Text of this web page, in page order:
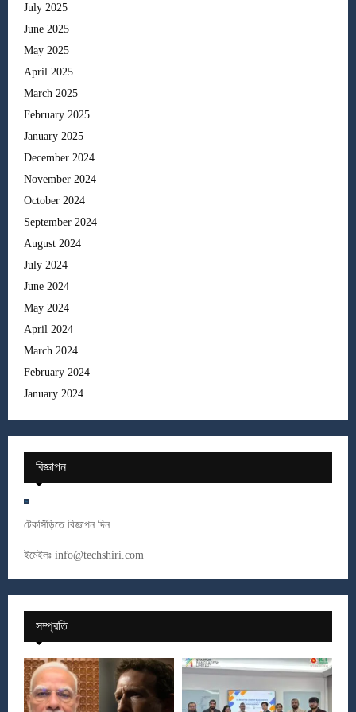
July 2025
June 2025
May 2025
April 2025
March 2025
February 2025
January 2025
December 2024
November 2024
October 2024
September 2024
August 2024
July 2024
June 2024
May 2024
April 2024
March 2024
February 2024
January 2024
বিজ্ঞাপন
টেকসিঁড়িতে বিজ্ঞাপন দিন
ইমেইলঃ info@techshiri.com
সম্প্রতি